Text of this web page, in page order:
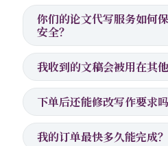
你们的论文代写服务如何
安全？
我收到的文稿会被用在其
下单后还能修改写作要求吗
我的订单最快多久能完成？